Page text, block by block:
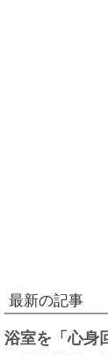
最新の記事
浴室を「心身